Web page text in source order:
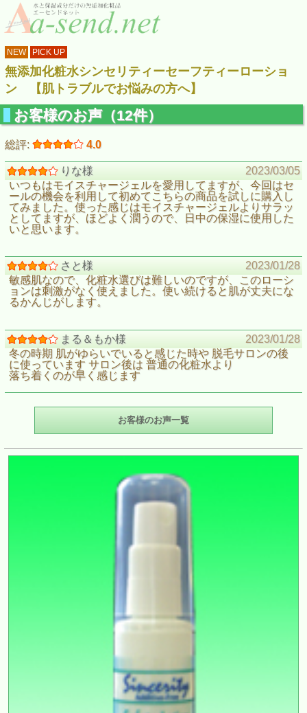
NEW PICK UP
無添加化粧水シンセリティーセーフティーローショ
ン 【肌トラブルでお悩みの方へ】
お客様のお声（12件）
総評: 4.0
りな様
2023/03/05
いつもはモイスチャージェルを愛用してますが、今回はセ
ールの機会を利用して初めてこちらの商品を試しに購入し
てみました。使った感じはモイスチャージェルよりサラッ
としてますが、ほどよく潤うので、日中の保湿に使用した
いと思います。
さと様
2023/01/28
敏感肌なので、化粧水選びは難しいのですが、このローシ
ョンは刺激がなく使えました。使い続けると肌が丈夫にな
るかんじがします。
まる＆もか様
2023/01/28
冬の時期 肌がゆらいでいると感じた時や 脱毛サロンの後
に使っています サロン後は 普通の化粧水より
落ち着くのが早く感じます
お客様のお声一覧